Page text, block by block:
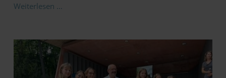
Weiterlesen …